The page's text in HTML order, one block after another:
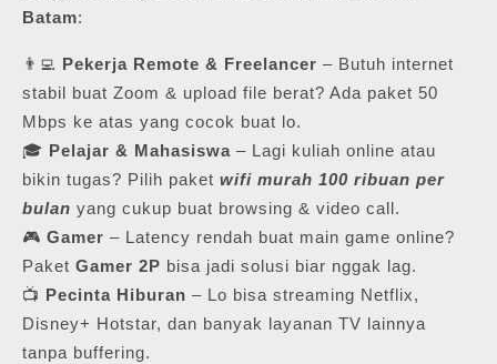
Batam:
👨‍💻 Pekerja Remote & Freelancer – Butuh internet
stabil buat Zoom & upload file berat? Ada paket 50
Mbps ke atas yang cocok buat lo.
🎓 Pelajar & Mahasiswa – Lagi kuliah online atau
bikin tugas? Pilih paket wifi murah 100 ribuan per
bulan yang cukup buat browsing & video call.
🎮 Gamer – Latency rendah buat main game online?
Paket Gamer 2P bisa jadi solusi biar nggak lag.
📺 Pecinta Hiburan – Lo bisa streaming Netflix,
Disney+ Hotstar, dan banyak layanan TV lainnya
tanpa buffering.